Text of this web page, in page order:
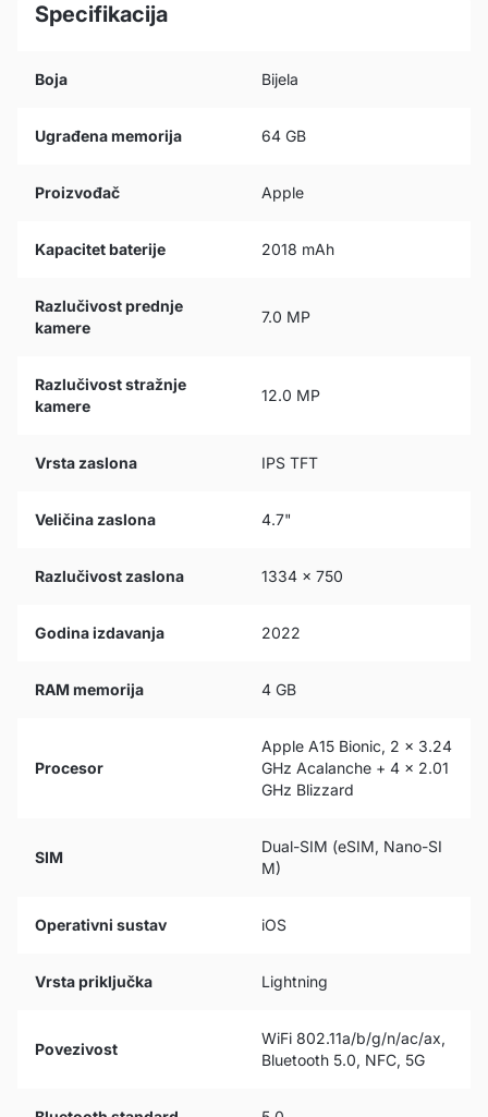
Specifikacija
Boja Bijela
Ugrađena memorija 64 GB
Proizvođač Apple
Kapacitet baterije 2018 mAh
Razlučivost prednje
kamere
7.0 MP
Razlučivost stražnje
kamere
12.0 MP
Vrsta zaslona IPS TFT
Veličina zaslona 4.7"
Razlučivost zaslona 1334 x 750
Godina izdavanja 2022
RAM memorija 4 GB
Procesor
Apple A15 Bionic, 2 x 3.24
GHz Acalanche + 4 x 2.01
GHz Blizzard
SIM
Dual-SIM (eSIM, Nano-SI
M)
Operativni sustav iOS
Vrsta priključka Lightning
Povezivost
WiFi 802.11a/b/g/n/ac/ax,
Bluetooth 5.0, NFC, 5G